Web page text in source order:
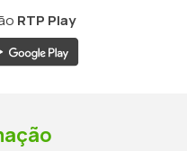
RTP Play